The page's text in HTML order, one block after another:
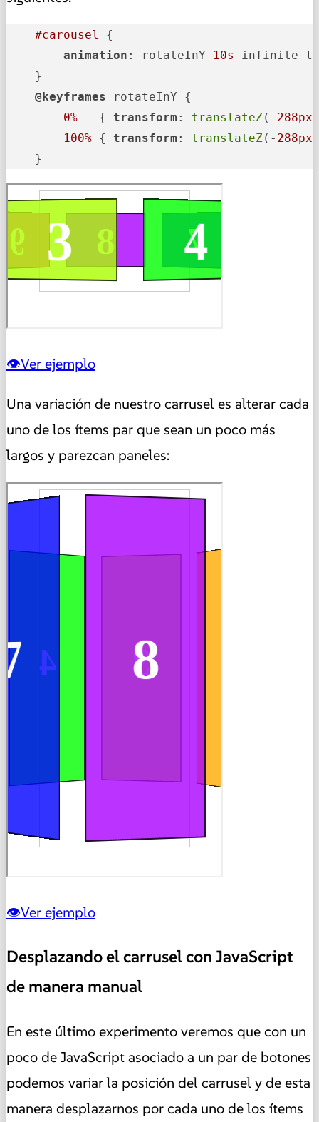
#carousel
{
animation : rotateInY 10s
infinite
    }
@keyframes rotateInY {
0%
   {
transform : translateZ(- 288px
100% { transform : translateZ(- 288px
    }
Ver ejemplo
Una variación de nuestro carrusel es alterar cada
uno de los ítems par que sean un poco más
largos y parezcan paneles:
Ver ejemplo
Desplazando el carrusel con JavaScript
de manera manual
En este último experimento veremos que con un
poco de JavaScript asociado a un par de botones
podemos variar la posición del carrusel y de esta
manera desplazarnos por cada uno de los ítems